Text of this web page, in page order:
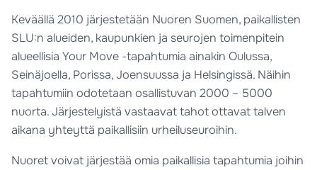
Keväällä 2010 järjestetään Nuoren Suomen, paikallisten
SLU:n alueiden, kaupunkien ja seurojen toimenpitein
alueellisia Your Move -tapahtumia ainakin Oulussa,
Seinäjoella, Porissa, Joensuussa ja Helsingissä. Näihin
tapahtumiin odotetaan osallistuvan 2000 – 5000
nuorta. Järjestelyistä vastaavat tahot ottavat talven
aikana yhteyttä paikallisiin urheiluseuroihin.
Nuoret voivat järjestää omia paikallisia tapahtumia joihin